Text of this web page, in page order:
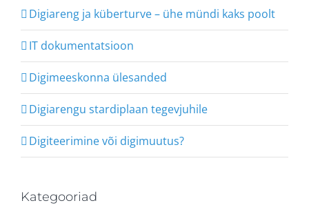
Digiareng ja küberturve – ühe mündi kaks poolt
IT dokumentatsioon
Digimeeskonna ülesanded
Digiarengu stardiplaan tegevjuhile
Digiteerimine või digimuutus?
Kategooriad